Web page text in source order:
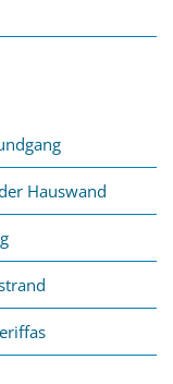
Hauswand